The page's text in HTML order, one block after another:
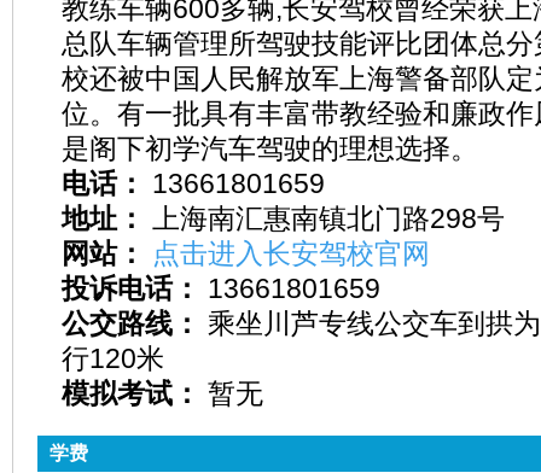
教练车辆600多辆,长安驾校曾经荣获
总队车辆管理所驾驶技能评比团体总
校还被中国人民解放军上海警备部队
位。有一批具有丰富带教经验和廉政
是阁下初学汽车驾驶的理想选择。
电话： 13661801659
地址： 上海南汇惠南镇北门路298号
网站：
点击进入长安驾校官网
投诉电话： 13661801659
公交路线： 乘坐川芦专线公交车到拱
行120米
模拟考试： 暂无
学费